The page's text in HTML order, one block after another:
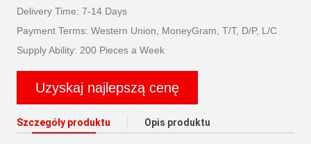
Delivery Time: 7-14 Days
Payment Terms: Western Union, MoneyGram, T/T, D/P, L/C
Supply Ability: 200 Pieces a Week
Uzyskaj najlepszą cenę
Szczegóły produktu Opis produktu